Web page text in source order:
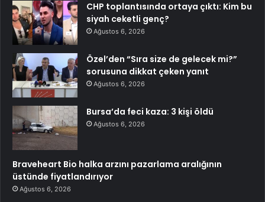
CHP toplantısında ortaya çıktı: Kim bu
siyah ceketli genç?
Ağustos 6, 2026
Özel’den “Sıra size de gelecek mi?”
sorusuna dikkat çeken yanıt
Ağustos 6, 2026
Bursa’da feci kaza: 3 kişi öldü
Ağustos 6, 2026
Braveheart Bio halka arzını pazarlama aralığının
üstünde fiyatlandırıyor
Ağustos 6, 2026